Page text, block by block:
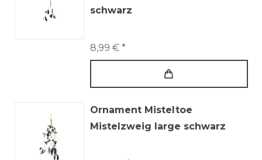
schwarz
8,99 € *
Ornament Misteltoe
Mistelzweig large schwarz